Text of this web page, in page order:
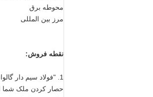
محوطه برق
مرز بین المللی
نقطه فروش:
حصار کردن ملک شما